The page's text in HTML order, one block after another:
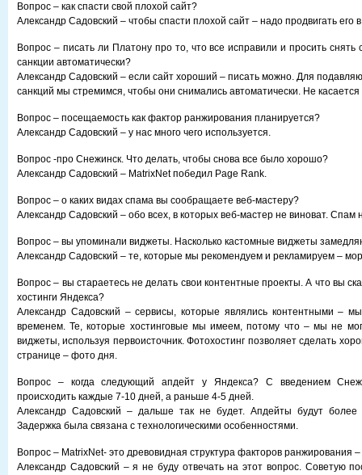
Вопрос – как спасти свой плохой сайт?
Александр Садовский – чтобы спасти плохой сайт – надо продвигать его
Вопрос – писать ли Платону про то, что все исправили и просить
санкции автоматически?
Александр Садовский – если сайт хороший – писать можно. Для
санкций мы стремимся, чтобы они снимались автоматически. Не касается
Вопрос – посещаемость как фактор ранжирования планируется?
Александр Садовский – у нас много чего используется.
Вопрос -про Снежинск. Что делать, чтобы снова все было хорошо?
Александр Садовский – MatrixNet победил Page Rank.
Вопрос – о каких видах спама вы сообращаете веб-мастеру?
Александр Садовский – обо всех, в которых веб-мастер не виноват.
Вопрос – вы упоминали виджеты. Насколько кастомные виджеты
Александр Садовский – те, которые мы рекомендуем и рекламируем –
Вопрос – вы стараетесь не делать свои контентные проекты. А что вы
хостинги Яндекса?
Александр Садовский – сервисы, которые являлись контентными –
временем. Те, которые хостинговые мы имеем, потому что – мы не
виджеты, используя первоисточник. Фотохостинг позволяет сделать
странице – фото дня.
Вопрос – когда следующий апдейт у Яндекса? С введением
происходить каждые 7-10 дней, а раньше 4-5 дней.
Александр Садовский – дальше так не будет. Апдейты будут
Задержка была связана с технологическими особенностями.
Вопрос – MatrixNet- это древовидная структура факторов ранжирования
Александр Садовский – я не буду отвечать на этот вопрос. Советую